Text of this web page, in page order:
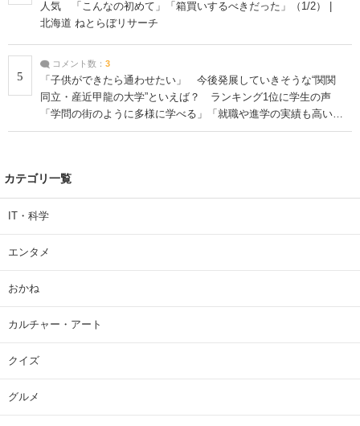
人気 「こんなの初めて」「箱買いするべきだった」（1/2） |
北海道 ねとらぼリサーチ
5
コメント数： 3
「子供ができたら通わせたい」 今後発展していきそうな“関関
同立・産近甲龍の大学”といえば？ ランキング1位に学生の声
「学問の街のように多様に学べる」「就職や進学の実績も高い」
| 大学 ねとらぼリサーチ
カテゴリ一覧
IT・科学
エンタメ
おかね
カルチャー・アート
クイズ
グルメ